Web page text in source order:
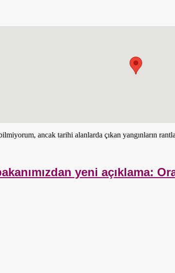
ancak tarihi alanlarda çıkan yangınların
yeni açıklama: